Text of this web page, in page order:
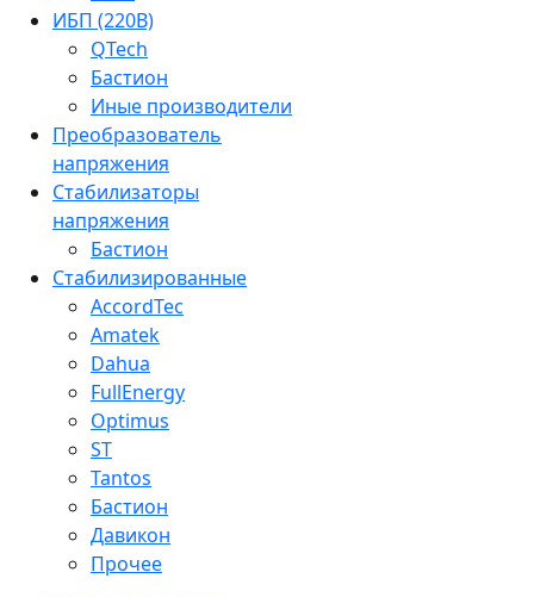
ИБП (220В)
QTech
Бастион
Иные производители
Преобразователь
напряжения
Стабилизаторы
напряжения
Бастион
Стабилизированные
AccordTec
Amatek
Dahua
FullEnergy
Optimus
ST
Tantos
Бастион
Давикон
Прочее